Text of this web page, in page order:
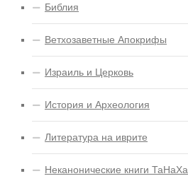
Библия
Ветхозаветные Апокрифы
Израиль и Церковь
История и Археология
Литература на иврите
Неканонические книги ТаНаХа